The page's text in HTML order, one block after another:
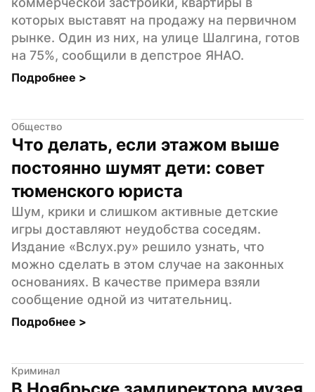
которых выставят на продажу на первичном
рынке. Один из них, на улице Шалгина, готов
на 75%, сообщили в депстрое ЯНАО.
Подробнее >
Общество
Что делать, если этажом выше
постоянно шумят дети: совет
тюменского юриста
Шум, крики и слишком активные детские
игры доставляют неудобства соседям.
Издание «Вслух.ру» решило узнать, что
можно сделать в этом случае на законных
основаниях. В качестве примера взяли
сообщение одной из читательниц.
Подробнее >
Криминал